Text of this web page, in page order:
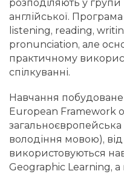
розподіляють у групи
англійської.
listening, reading,
pronunciation, але
практичному
спілкуванні.
Навчання
European Framework
загальноєвропейська
володіння мовою), від
використовуються
Geographic Learning,